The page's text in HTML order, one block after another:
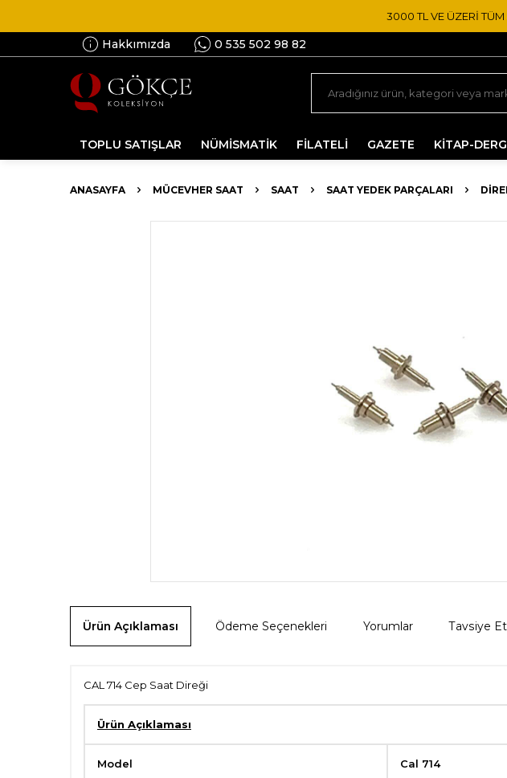
3000 TL VE ÜZERİ TÜM
Hakkımızda 0 535 502 98 82
TOPLU SATIŞLAR NÜMİSMATİK FİLATELİ GAZETE KİTAP-
ANASAYFA MÜCEVHER SAAT SAAT SAAT YEDEK PARÇALARI
Ürün Açıklaması Ödeme Seçenekleri Yorumlar Tavsiye Et
CAL 714 Cep Saat Direği
Ürün Açıklaması
Model Cal 714